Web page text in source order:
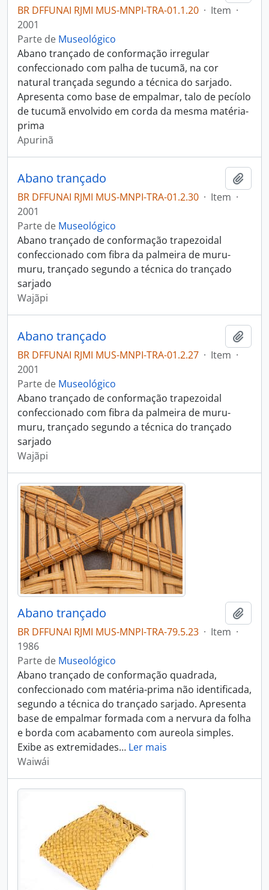
BR DFFUNAI RJMI MUS-MNPI-TRA-01.1.20 · Item ·
2001
Parte de Museológico
Abano trançado de conformação irregular
confeccionado com palha de tucumã, na cor
natural trançada segundo a técnica do sarjado.
Apresenta como base de empalmar, talo de pecíolo
de tucumã envolvido em corda da mesma matéria-
prima
Apurinã
Abano trançado
BR DFFUNAI RJMI MUS-MNPI-TRA-01.2.30 · Item ·
2001
Parte de Museológico
Abano trançado de conformação trapezoidal
confeccionado com fibra da palmeira de muru-
muru, trançado segundo a técnica do trançado
sarjado
Wajãpi
Abano trançado
BR DFFUNAI RJMI MUS-MNPI-TRA-01.2.27 · Item ·
2001
Parte de Museológico
Abano trançado de conformação trapezoidal
confeccionado com fibra da palmeira de muru-
muru, trançado segundo a técnica do trançado
sarjado
Wajãpi
Abano trançado
BR DFFUNAI RJMI MUS-MNPI-TRA-79.5.23 · Item ·
1986
Parte de Museológico
Abano trançado de conformação quadrada,
confeccionado com matéria-prima não identificada,
segundo a técnica do trançado sarjado. Apresenta
base de empalmar formada com a nervura da folha
e borda com acabamento com aureola simples.
Exibe as extremidades… Ler mais
Waiwái